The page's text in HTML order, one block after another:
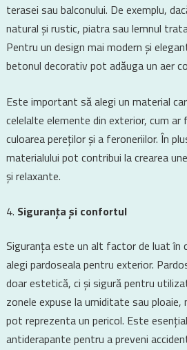
terasei sau balconului. De exemplu,
natural și rustic, piatra sau lemnul
Pentru un design mai modern și
betonul decorativ pot adăuga un aer
Este important să alegi un material
celelalte elemente din exterior, cum ar
culoarea pereților și a feroneriilor. În
materialului pot contribui la crearea
și relaxante.
Siguranța și confortul
Siguranța este un alt factor de luat în
alegi pardoseala pentru exterior.
doar estetică, ci și sigură pentru
zonele expuse la umiditate sau ploaie,
pot reprezenta un pericol. Este
antiderapante pentru a preveni